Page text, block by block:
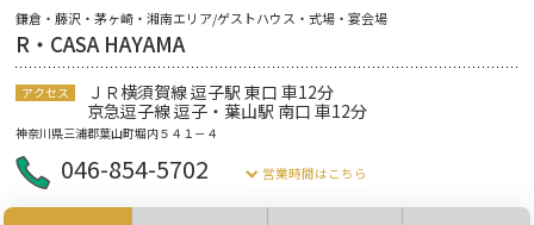
鎌倉・藤沢・茅ヶ崎・湘南エリア/ゲストハウス・式場・宴会場
R・CASA HAYAMA
アクセス
ＪＲ横須賀線 逗子駅 東口 車12分
京急逗子線 逗子・葉山駅 南口 車12分
神奈川県三浦郡葉山町堀内５４１－４
046-854-5702 営業時間はこちら